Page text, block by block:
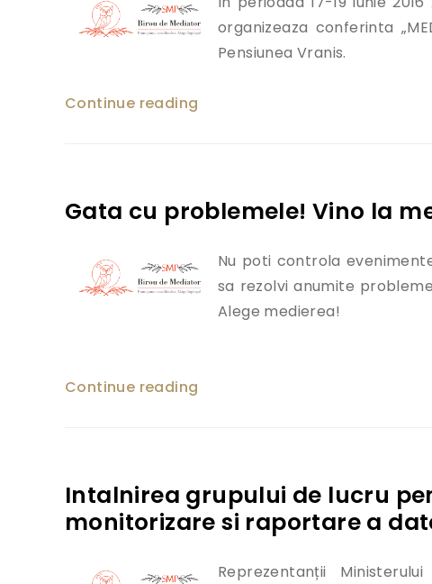
organizeaza conferinta
Pensiunea Vranis.
Continue reading
Gata cu problemele! Vino la
Nu poti controla
sa rezolvi anumite
Alege medierea!
Continue reading
Intalnirea grupului de lucru
monitorizare si raportare a
Reprezentanții